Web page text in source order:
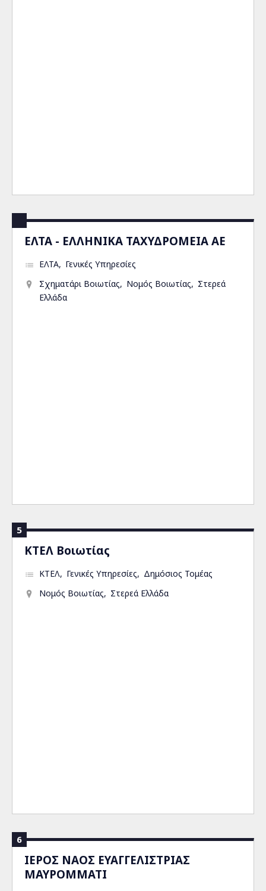
ΕΛΤΑ - ΕΛΛΗΝΙΚΑ ΤΑΧΥΔΡΟΜΕΙΑ ΑΕ
ΕΛΤΑ
Γενικές Υπηρεσίες
Σχηματάρι Βοιωτίας
Νομός Βοιωτίας
Στερεά
Ελλάδα
5
ΚΤΕΛ Βοιωτίας
ΚΤΕΛ Γενικές Υπηρεσίες
Δημόσιος Τομέας
Νομός Βοιωτίας
Στερεά Ελλάδα
6
ΙΕΡΟΣ ΝΑΟΣ ΕΥΑΓΓΕΛΙΣΤΡΙΑΣ
ΜΑΥΡΟΜΜΑΤΙ